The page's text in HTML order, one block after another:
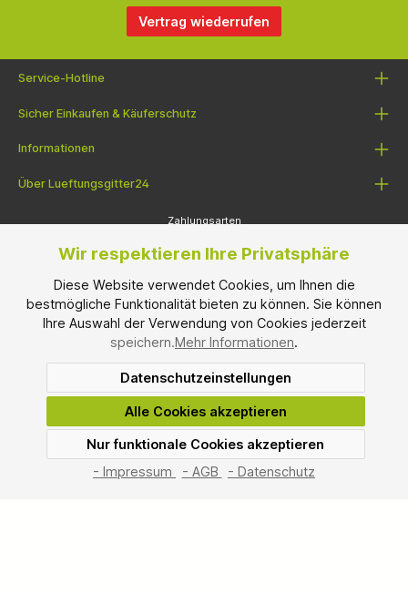
Vertrag wiederrufen
Service-Hotline
Sicher Einkaufen & Käuferschutz
Informationen
Über Lueftungsgitter24
Zahlungsarten
Versandarten
Wir respektieren Ihre Privatsphäre
Diese Website verwendet Cookies, um Ihnen die
bestmögliche Funktionalität bieten zu können. Sie können
Ihre Auswahl der Verwendung von Cookies jederzeit
speichern.Mehr Informationen.
Datenschutzeinstellungen
Alle Cookies akzeptieren
Nur funktionale Cookies akzeptieren
- Impressum
- AGB - Datenschutz
SEHR GUT (4.67 / 5)
Bewertungen bei: shopvote.de ⓘ
Informationen zur Echtheit der Bewertungen